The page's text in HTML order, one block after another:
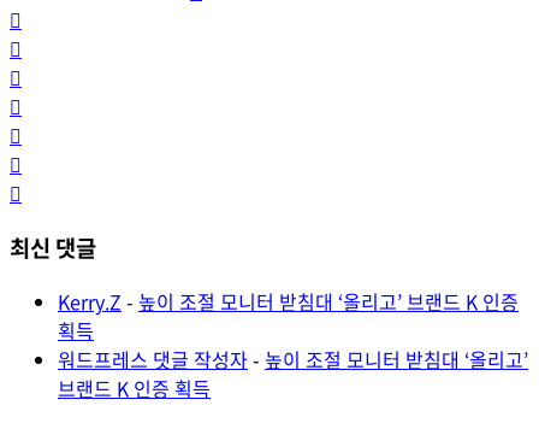
최신 댓글
Kerry.Z - 높이 조절 모니터 받침대 ‘올리고’ 브랜드 K 인증
획득
워드프레스 댓글 작성자- 높이 조절 모니터 받침대 ‘올리고’
브랜드 K 인증 획득